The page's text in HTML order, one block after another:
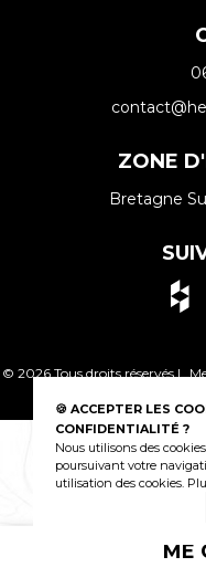
ME
ZONE
Bretagne
© 2026 Tous droits réservés |
🍪 ACCEPTER LES
CONFIDENTIALITÉ ?
Nous utilisons des
poursuivant votre
utilisation des cookies.